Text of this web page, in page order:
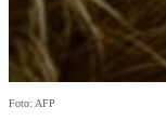
Foto: AFP